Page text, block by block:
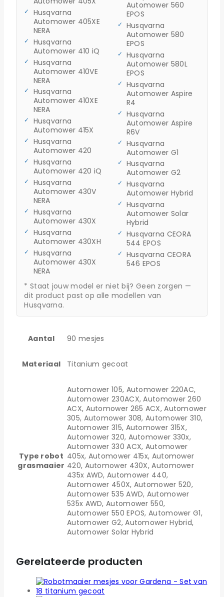
Husqvarna
Automower 405XE
NERA
Husqvarna
Automower 410 iQ
Husqvarna
Automower 410VE
NERA
Husqvarna
Automower 410XE
NERA
Husqvarna
Automower 415X
Husqvarna
Automower 420
Husqvarna
Automower 420 iQ
Husqvarna
Automower 430V
NERA
Husqvarna
Automower 430X
Husqvarna
Automower 430XH
Husqvarna
Automower 430X
NERA
Automower 560
EPOS
Husqvarna
Automower 580
EPOS
Husqvarna
Automower 580L
EPOS
Husqvarna
Automower Aspire
R4
Husqvarna
Automower Aspire
R6V
Husqvarna
Automower G1
Husqvarna
Automower G2
Husqvarna
Automower Hybrid
Husqvarna
Automower Solar
Hybrid
Husqvarna CEORA
544 EPOS
Husqvarna CEORA
546 EPOS
* Staat jouw model er niet bij? Geen zorgen —
dit product past op alle modellen van
Husqvarna.
Aantal 90 mesjes
Materiaal Titanium gecoat
Type robot
grasmaaier
Automower 105, Automower 220AC,
Automower 230ACX, Automower 260
ACX, Automower 265 ACX, Automower
305, Automower 308, Automower 310,
Automower 315, Automower 315X,
Automower 320, Automower 330x,
Automower 330 ACX, Automower
405x, Automower 415x, Automower
420, Automower 430X, Automower
435x AWD, Automower 440,
Automower 450X, Automower 520,
Automower 535 AWD, Automower
535x AWD, Automower 550,
Automower 550 EPOS, Automower G1,
Automower G2, Automower Hybrid,
Automower Solar Hybrid
Gerelateerde producten